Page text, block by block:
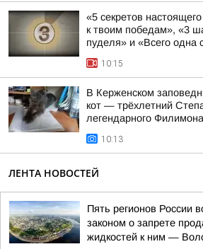
«5 секретов
к твоим победам», «3
пуделя» и «Всего одна
10:15
В Керженском
кот — трёхлетний
легендарного Филимона
10:13
ЛЕНТА НОВОСТЕЙ
Пять регионов России
законом о запрете
жидкостей к ним —